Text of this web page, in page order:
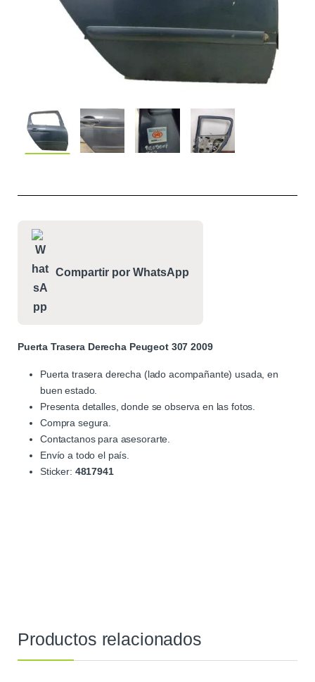
Compartir por WhatsApp
Puerta Trasera Derecha Peugeot 307 2009
Puerta trasera derecha (lado acompañante) usada, en
buen estado.
Presenta detalles, donde se observa en las fotos.
Compra segura.
Contactanos para asesorarte.
Envío a todo el país.
Sticker: 4817941
Productos relacionados